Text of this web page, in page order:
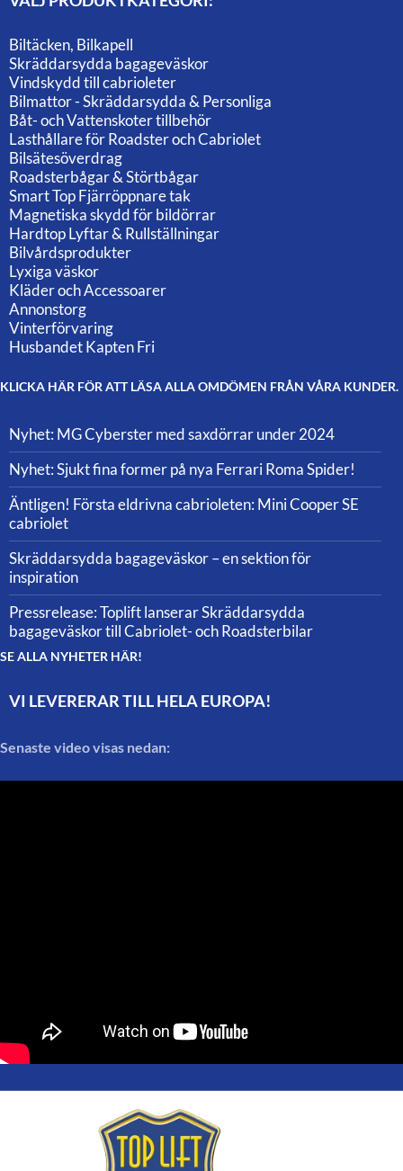
Biltäcken, Bilkapell
Skräddarsydda bagageväskor
Vindskydd till cabrioleter
Bilmattor - Skräddarsydda & Personliga
Båt- och Vattenskoter tillbehör
Lasthållare för Roadster och Cabriolet
Bilsätesöverdrag
Roadsterbågar & Störtbågar
Smart Top Fjärröppnare tak
Magnetiska skydd för bildörrar
Hardtop Lyftar & Rullställningar
Bilvårdsprodukter
Lyxiga väskor
Kläder och Accessoarer
Annonstorg
Vinterförvaring
Husbandet Kapten Fri
KLICKA HÄR FÖR ATT LÄSA ALLA OMDÖMEN FRÅN VÅRA KUNDER.
Nyhet: MG Cyberster med saxdörrar under 2024
Nyhet: Sjukt fina former på nya Ferrari Roma Spider!
Äntligen! Första eldrivna cabrioleten: Mini Cooper SE
cabriolet
Skräddarsydda bagageväskor – en sektion för
inspiration
Pressrelease: Toplift lanserar Skräddarsydda
bagageväskor till Cabriolet- och Roadsterbilar
SE ALLA NYHETER HÄR!
VI LEVERERAR TILL HELA EUROPA!
Senaste video visas nedan: